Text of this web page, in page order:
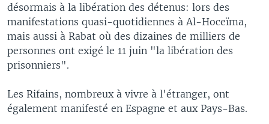
désormais à la libération des détenus: lors des
manifestations quasi-quotidiennes à Al-Hoceïma,
mais aussi à Rabat où des dizaines de milliers de
personnes ont exigé le 11 juin "la libération des
prisonniers".
Les Rifains, nombreux à vivre à l'étranger, ont
également manifesté en Espagne et aux Pays-Bas.